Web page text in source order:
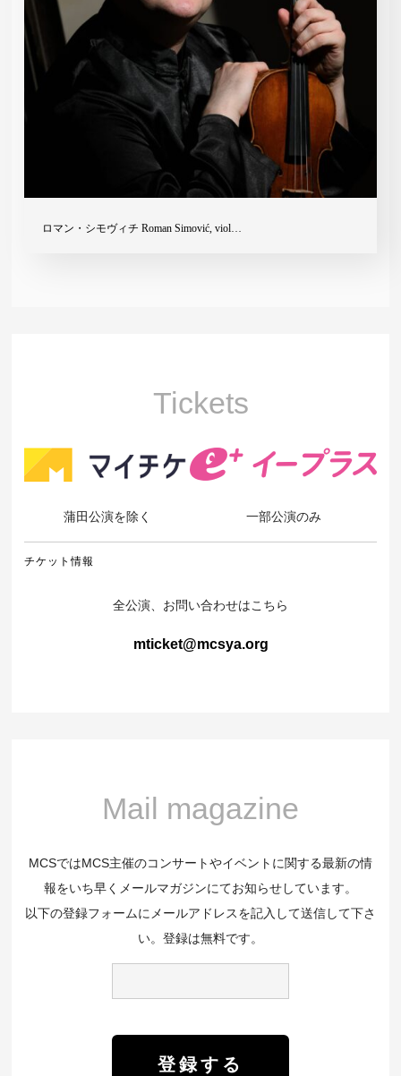
ロマン・シモヴィチ Roman Simović, viol…
Tickets
蒲田公演を除く 一部公演のみ
チケット情報
全公演、お問い合わせはこちら
mticket@mcsya.org
Mail magazine
MCSではMCS主催のコンサートやイベントに関する最新の情
報をいち早くメールマガジンにてお知らせしています。
以下の登録フォームにメールアドレスを記入して送信して下さ
い。登録は無料です。